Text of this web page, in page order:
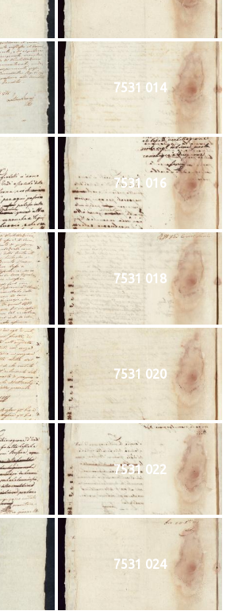
7531 014
7531 016
7531 018
7531 020
7531 022
7531 024